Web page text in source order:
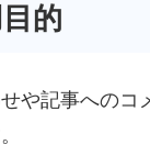
的
や記事への